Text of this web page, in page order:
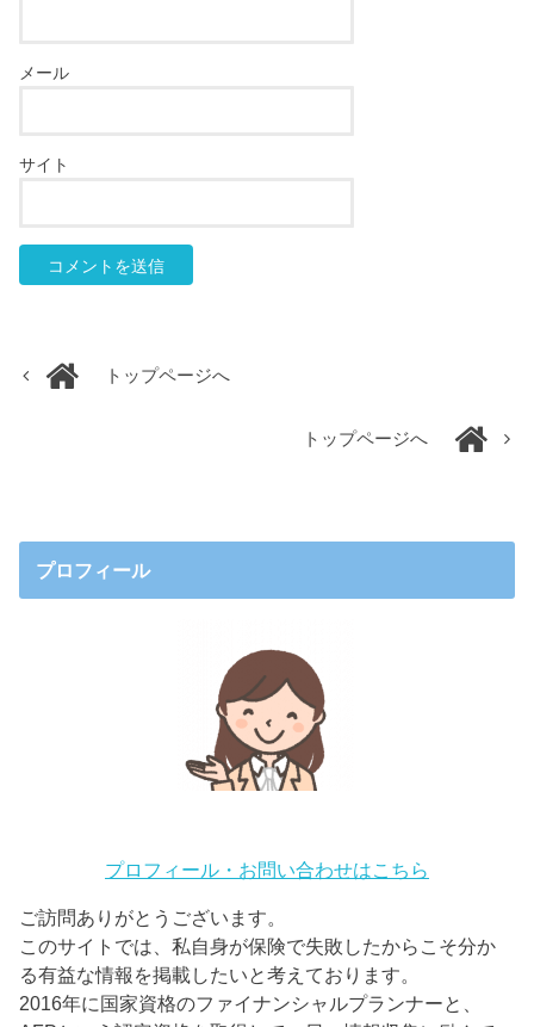
メール
サイト
トップページへ
トップページへ
プロフィール
プロフィール・お問い合わせはこちら
ご訪問ありがとうございます。
このサイトでは、私自身が保険で失敗したからこそ分か
る有益な情報を掲載したいと考えております。
2016年に国家資格のファイナンシャルプランナーと、